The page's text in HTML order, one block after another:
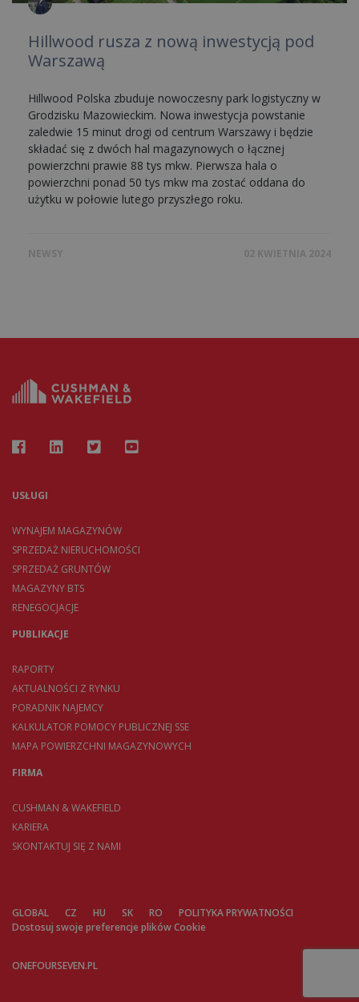
Hillwood rusza z nową inwestycją pod
Warszawą
Hillwood Polska zbuduje nowoczesny park logistyczny w
Grodzisku Mazowieckim. Nowa inwestycja powstanie
zaledwie 15 minut drogi od centrum Warszawy i będzie
składać się z dwóch hal magazynowych o łącznej
powierzchni prawie 88 tys mkw. Pierwsza hala o
powierzchni ponad 50 tys mkw ma zostać oddana do
użytku w połowie lutego przyszłego roku.
NEWSY 02 KWIETNIA 2024
USŁUGI
WYNAJEM MAGAZYNÓW
SPRZEDAŻ NIERUCHOMOŚCI
SPRZEDAŻ GRUNTÓW
MAGAZYNY BTS
RENEGOCJACJE
PUBLIKACJE
RAPORTY
AKTUALNOŚCI Z RYNKU
PORADNIK NAJEMCY
KALKULATOR POMOCY PUBLICZNEJ SSE
MAPA POWIERZCHNI MAGAZYNOWYCH
FIRMA
CUSHMAN & WAKEFIELD
KARIERA
SKONTAKTUJ SIĘ Z NAMI
GLOBAL CZ HU SK RO
POLITYKA PRYWATNOŚCI
Dostosuj swoje preferencje plików Cookie
ONEFOURSEVEN.PL